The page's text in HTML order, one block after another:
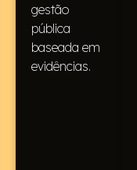
gestão
pública
baseada em
evidências.